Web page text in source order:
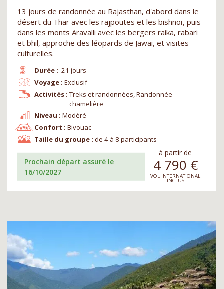
13 jours de randonnée au Rajasthan, d'abord dans le
désert du Thar avec les rajpoutes et les bishnoï, puis
dans les monts Aravalli avec les bergers raika, rabari
et bhil, approche des léopards de Jawai, et visites
culturelles.
Durée : 21 jours
Niveau : Modéré
Voyage : Exclusif
Confort : Bivouac
Activités : Treks et randonnées, Randonnée
chamelière
Taille du groupe : de 4 à 8 participants
Prochain départ assuré le
16/10/2027
à partir de
4 790 €
VOL INTERNATIONAL
INCLUS